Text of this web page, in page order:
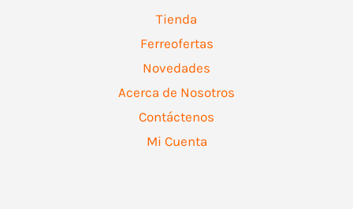
Tienda
Ferreofertas
Novedades
Acerca de Nosotros
Contáctenos
Mi Cuenta